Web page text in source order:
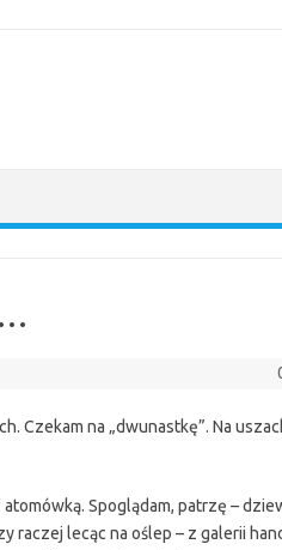
Czekam na „dwunastkę”. Na
Spoglądam, patrzę –
raczej lecąc na oślep – z galerii